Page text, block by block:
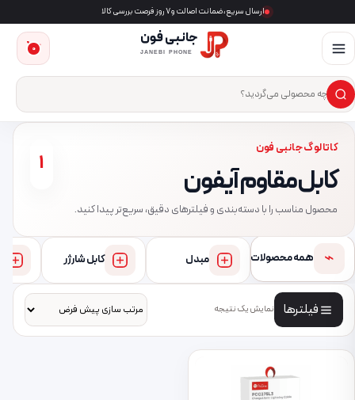
ارسال سریع، ضمانت اصالت و ۷ روز فرصت بررسی کالا
جانبی فون
JANEBI PHONE
جست‌وجوی محصول
×
0
کاتالوگ جانبی فون
کابل مقاوم آیفون
محصول مناسب را با دسته‌بندی و فیلترهای دقیق، سریع‌تر پیدا کنید.
1
⌁ همه محصولات مبدل کابل شارژر
فیلترها نمایش یک نتیجه